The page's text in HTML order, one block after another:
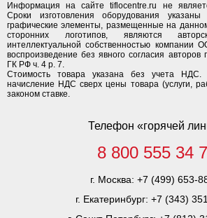
Информация на сайте tiflocentre.ru не
Сроки изготовления оборудования
графические элементы, размещенные на
сторонних логотипов, являются
интеллектуальной собственностью компании
воспроизведение без явного согласия авторов
ГК РФ ч. 4 р. 7.
Стоимость товара указана без учета НДС.
начисление НДС сверх цены товара (услуги,
законом ставке.
Телефон «горячей
8 800 555 34
г. Москва: +7 (499) 653-
г. Екатеринбург: +7 (343)